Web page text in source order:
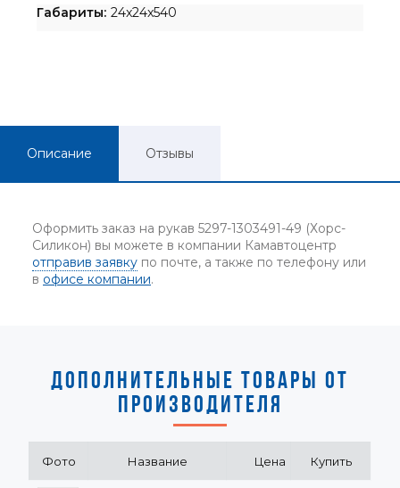
Габариты: 24x24x540
Описание Отзывы
Оформить заказ на рукав 5297-1303491-49 (Хорс-
Силикон) вы можете в компании Камавтоцентр
отправив заявку по почте, а также по телефону или
в офисе компании.
ДОПОЛНИТЕЛЬНЫЕ ТОВАРЫ ОТ
ПРОИЗВОДИТЕЛЯ
Фото Название Цена Купить